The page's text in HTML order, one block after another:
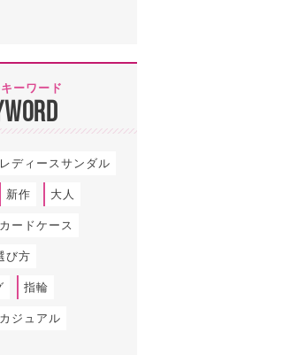
ーワード
レディースサンダル
新作 大人
カードケース
び方
指輪
カジュアル